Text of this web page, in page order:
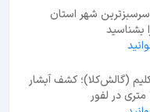
شهر استان
بشناسید
(گالش‌کلا)؛ کشف آبشار